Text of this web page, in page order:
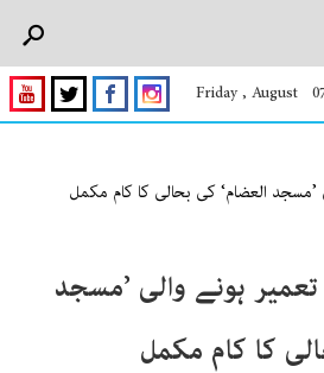
Friday , August
’مسجد العضام‘ کی بحالی کا کام مکمل
ہونے والی ’مسجد
کا کام مکمل